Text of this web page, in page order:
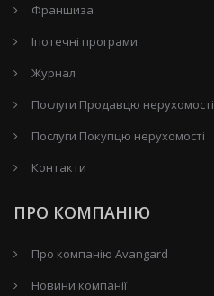
Франшиза
Іпотечні програми
Журнал
Послуги Продавцю нерухомості
Послуги Покупцю нерухомості
Контакти
ПРО КОМПАНІЮ
Про компанію Avangard
Новини компанії